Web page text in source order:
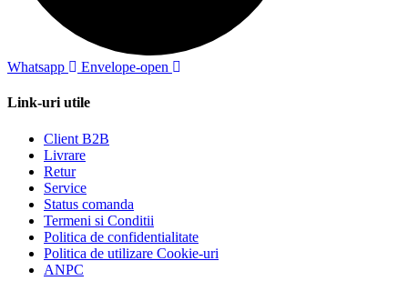
Whatsapp Envelope-open
Link-uri utile
Client B2B
Livrare
Retur
Service
Status comanda
Termeni si Conditii
Politica de confidentialitate
Politica de utilizare Cookie-uri
ANPC